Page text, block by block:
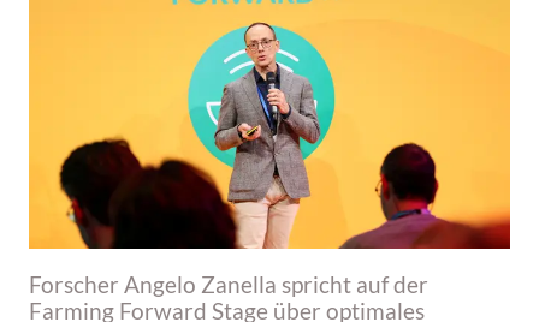
Forscher Angelo Zanella spricht auf der
Farming Forward Stage über optimales